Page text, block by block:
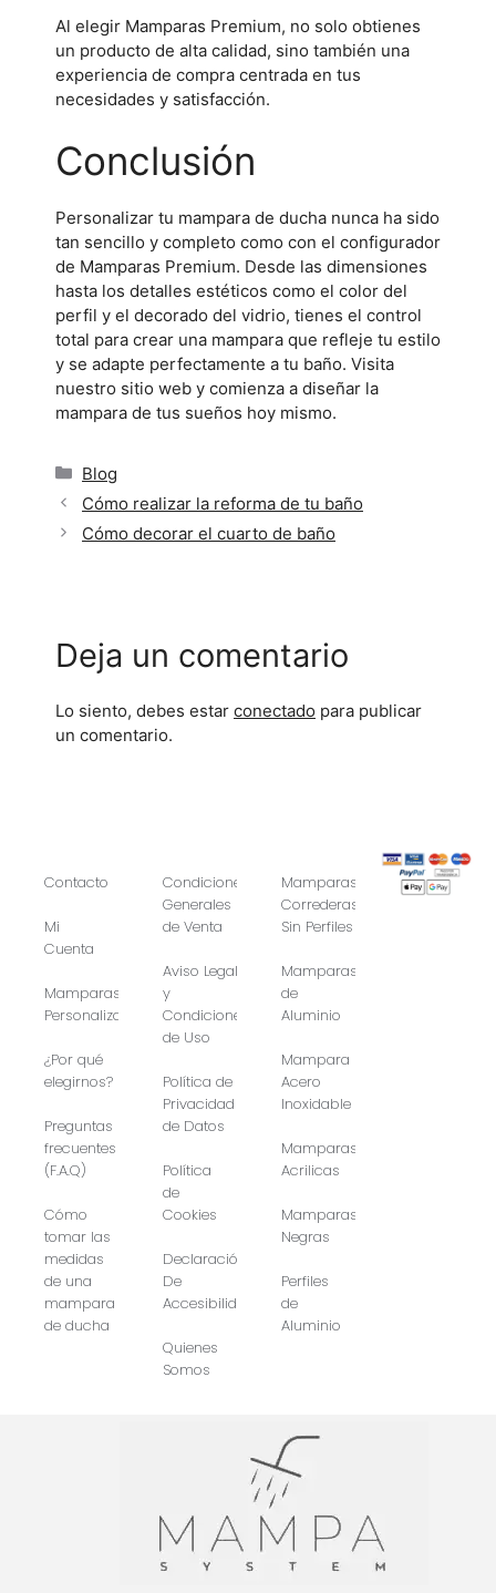
Al elegir Mamparas Premium, no solo obtienes
un producto de alta calidad, sino también una
experiencia de compra centrada en tus
necesidades y satisfacción.
Conclusión
Personalizar tu mampara de ducha nunca ha sido
tan sencillo y completo como con el configurador
de Mamparas Premium. Desde las dimensiones
hasta los detalles estéticos como el color del
perfil y el decorado del vidrio, tienes el control
total para crear una mampara que refleje tu estilo
y se adapte perfectamente a tu baño. Visita
nuestro sitio web y comienza a diseñar la
mampara de tus sueños hoy mismo.
Blog
Cómo realizar la reforma de tu baño
Cómo decorar el cuarto de baño
Deja un comentario
Lo siento, debes estar conectado para publicar
un comentario.
Contacto
Mi
Cuenta
Mamparas
Personalizadas
¿Por qué
elegirnos?
Preguntas
frecuentes
(F.A.Q)
Cómo
tomar las
medidas
de una
mampara
de ducha
Condiciones
Generales
de Venta
Aviso Legal
y
Condiciones
de Uso
Política de
Privacidad
de Datos
Política
de
Cookies
Declaración
De
Accesibilidad
Quienes
Somos
Mamparas
Correderas
Sin Perfiles
Mamparas
de
Aluminio
Mampara
Acero
Inoxidable
Mamparas
Acrilicas
Mamparas
Negras
Perfiles
de
Aluminio